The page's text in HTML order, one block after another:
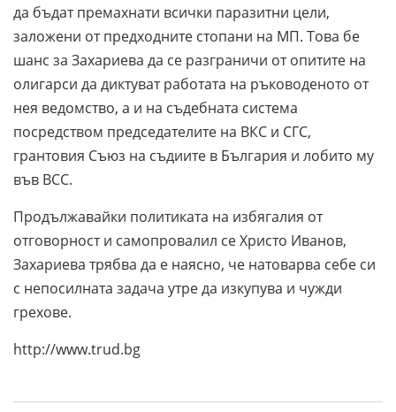
да бъдат премахнати всички паразитни цели,
заложени от предходните стопани на МП. Това бе
шанс за Захариева да се разграничи от опитите на
олигарси да диктуват работата на ръководеното от
нея ведомство, a и на съдебната система
посредством председателите на ВКС и СГС,
грантовия Съюз на съдиите в България и лобито му
във ВСС.
Продължавайки политиката на избягалия от
отговорност и самопровалил се Христо Иванов,
Захариева трябва да е наясно, че натоварва себе си
с непосилната задача утре да изкупува и чужди
грехове.
http://www.trud.bg